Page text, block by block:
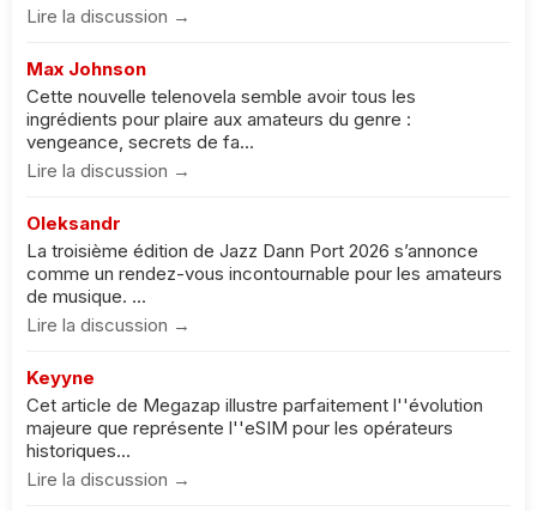
Lire la discussion →
Max Johnson
Cette nouvelle telenovela semble avoir tous les
ingrédients pour plaire aux amateurs du genre :
vengeance, secrets de fa...
Lire la discussion →
Oleksandr
La troisième édition de Jazz Dann Port 2026 s’annonce
comme un rendez-vous incontournable pour les amateurs
de musique. ...
Lire la discussion →
Keyyne
Cet article de Megazap illustre parfaitement l''évolution
majeure que représente l''eSIM pour les opérateurs
historiques...
Lire la discussion →